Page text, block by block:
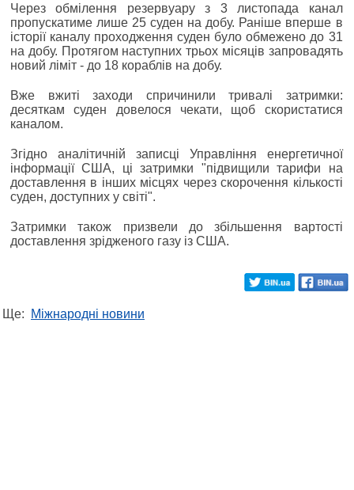
Через обмілення резервуару з 3 листопада канал
пропускатиме лише 25 суден на добу. Раніше вперше в
історії каналу проходження суден було обмежено до 31
на добу. Протягом наступних трьох місяців запровадять
новий ліміт - до 18 кораблів на добу.
Вже вжиті заходи спричинили тривалі затримки:
десяткам суден довелося чекати, щоб скористатися
каналом.
Згідно аналітичній записці Управління енергетичної
інформації США, ці затримки "підвищили тарифи на
доставлення в інших місцях через скорочення кількості
суден, доступних у світі".
Затримки також призвели до збільшення вартості
доставлення зрідженого газу із США.
Ще: Міжнародні новини